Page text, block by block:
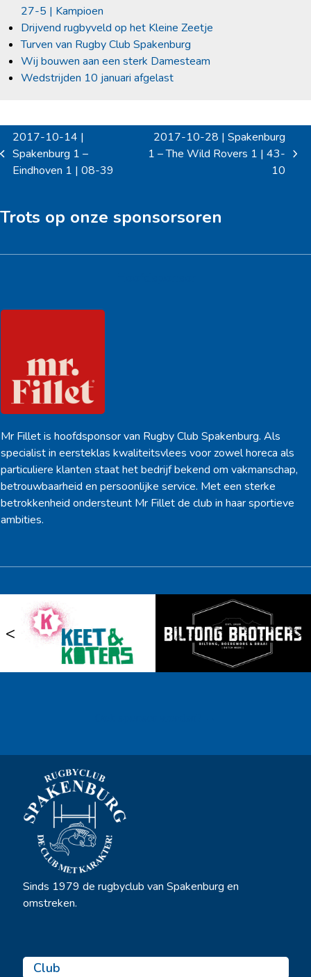
27-5 | Kampioen
Drijvend rugbyveld op het Kleine Zeetje
Turven van Rugby Club Spakenburg
Wij bouwen aan een sterk Damesteam
Wedstrijden 10 januari afgelast
previous
post:
2017-10-14 |
Spakenburg 1 –
Eindhoven 1 | 08-39
next
2017-10-28 | Spakenburg
1 – The Wild Rovers 1 | 43-
10
Trots op onze sponsorsoren
Mr Fillet is hoofdsponsor van Rugby Club Spakenburg. Als
specialist in eersteklas kwaliteitsvlees voor zowel horeca als
particuliere klanten staat het bedrijf bekend om vakmanschap,
betrouwbaarheid en persoonlijke service. Met een sterke
betrokkenheid ondersteunt Mr Fillet de club in haar sportieve
ambities.
< >
Sinds 1979 de rugbyclub van Spakenburg en
omstreken.
Club